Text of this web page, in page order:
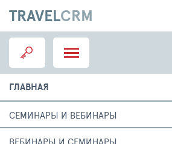
TRAVELCRM
ГЛАВНАЯ
СЕМИНАРЫ И ВЕБИНАРЫ
ВЕБИНАРЫ И СЕМИНАРЫ